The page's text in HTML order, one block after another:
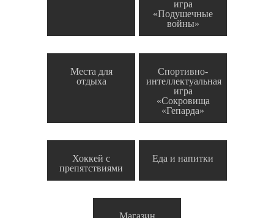
игра
«Подушечные
войны»
Места для
отдыха
Спортивно-
интеллектуальная
игра
«Сокровища
«Гепарда»
Хоккей с
препятствиями
Еда и напитки